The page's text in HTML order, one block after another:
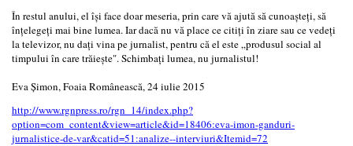
În restul anului, el îşi face doar meseria, prin care vă ajută să cunoaşteţi, să
înţelegeţi mai bine lumea. Iar dacă nu vă place ce citiţi în ziare sau ce vedeţi
la televizor, nu daţi vina pe jurnalist, pentru că el este „produsul social al
timpului în care trăieşte". Schimbaţi lumea, nu jurnalistul!
Eva Şimon, Foaia Românească, 24 iulie 2015
http://www.rgnpress.ro/rgn_14/index.php?
option=com_content&view=article&id=18406:eva-imon-ganduri-
jurnalistice-de-var&catid=51:analize--interviuri&Itemid=72